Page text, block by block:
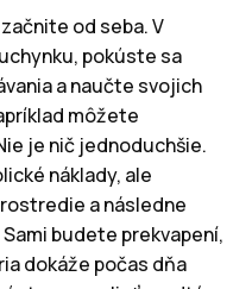
od seba. V
pokúste sa
a naučte svojich
môžete
je nič jednoduchšie.
náklady, ale
a následne
budete prekvapení,
dokáže počas dňa